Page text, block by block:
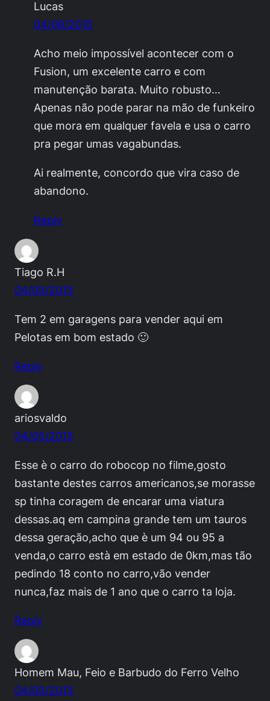
Lucas
04/08/2015
Acho meio impossível acontecer com o
Fusion, um excelente carro e com
manutenção barata. Muito robusto…
Apenas não pode parar na mão de funkeiro
que mora em qualquer favela e usa o carro
pra pegar umas vagabundas.
Ai realmente, concordo que vira caso de
abandono.
Reply
Tiago R.H
04/05/2015
Tem 2 em garagens para vender aqui em
Pelotas em bom estado 🙂
Reply
ariosvaldo
04/05/2015
Esse è o carro do robocop no filme,gosto
bastante destes carros americanos,se morasse
sp tinha coragem de encarar uma viatura
dessas.aq em campina grande tem um tauros
dessa geração,acho que è um 94 ou 95 a
venda,o carro està em estado de 0km,mas tão
pedindo 18 conto no carro,vão vender
nunca,faz mais de 1 ano que o carro ta loja.
Reply
Homem Mau, Feio e Barbudo do Ferro Velho
04/05/2015